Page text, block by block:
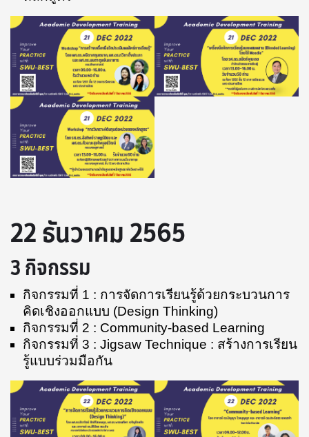
22 ธันวาคม 2565
3 กิจกรรม
กิจกรรมที่ 1 : การจัดการเรียนรู้ด้วยกระบวนการ
คิดเชิงออกแบบ (Design Thinking)
กิจกรรมที่ 2 : Community-based Learning
กิจกรรมที่ 3 : Jigsaw Technique : สร้างการเรียน
รู้แบบร่วมมือกัน